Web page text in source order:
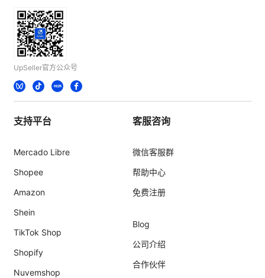
UpSeller官方公众号
支持平台
Mercado Libre
Shopee
Amazon
Shein
TikTok Shop
Shopify
Nuvemshop
客服咨询
微信客服群
帮助中心
免费注册
Blog
公司介绍
合作伙伴